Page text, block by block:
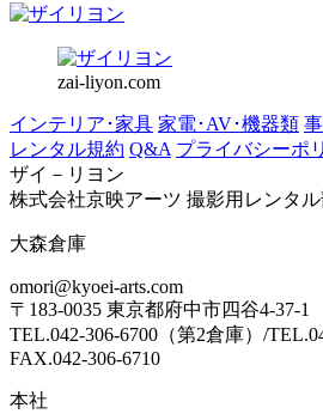
zai-liyon.com
インテリア･家具 家電･AV･機器類
レンタル規約 Q&A プライバシーポ
ザイ－リヨン
株式会社京映アーツ 撮影用レンタル
大森倉庫
omori@kyoei-arts.com
〒183-0035 東京都府中市四谷4-37-1
TEL.042-306-6700（第2倉庫）/
FAX.042-306-6710
本社